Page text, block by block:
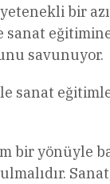
bir
savunuyor.
sanat
bir yönüyle